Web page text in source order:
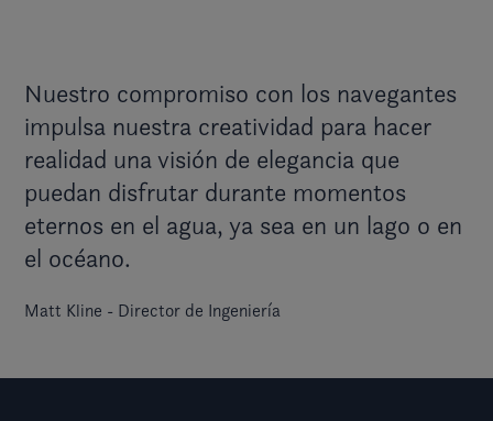
Nuestro compromiso con los navegantes
impulsa nuestra creatividad para hacer
realidad una visión de elegancia que
puedan disfrutar durante momentos
eternos en el agua, ya sea en un lago o en
el océano.
Matt Kline - Director de Ingeniería